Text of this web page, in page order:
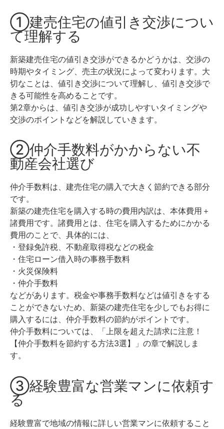
①建売住宅の値引き交渉につい
て理解する
新築建売住宅の値引き交渉ができるかどうかは、交渉の
時期やタイミング、売主の状況によって変わります。大
切なことは、値引き交渉について理解し、値引き交渉で
きる可能性を高めることです。
第2章からは、値引き交渉が成功しやすいタイミングや
交渉のポイントなどを解説していきます。
②仲介手数料がかからない不
動産会社選び
仲介手数料は、建売住宅の購入で大きく節約できる部分
です。
新築の建売住宅を購入する時の費用内訳は、本体費用＋
諸費用です。 諸費用とは、住宅を購入するためにかかる
費用のことで、具体的には、
・登録免許税、不動産取得税などの税金
・住宅ローン借入時の事務手数料
・火災保険料
・仲介手数料
などがあります。 税金や事務手数料などは値引きをする
ことができないため、新築の建売住宅を少しでもお得に
購入するには、仲介手数料の節約がポイントです。
仲介手数料については、「上限を超えた請求に注意！
【仲介手数料を節約する方法3選】」の章で解説しま
す。
③経験豊富な営業マンに依頼す
る
経験豊富で地域の情報に詳しい営業マンに依頼すること